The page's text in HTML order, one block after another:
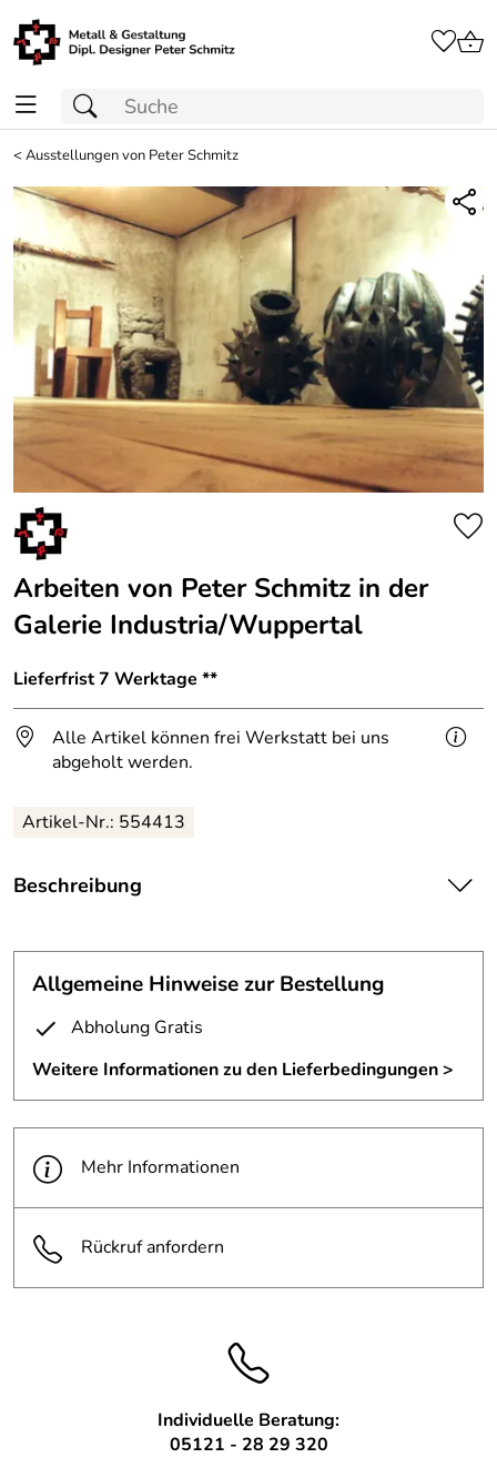
<Ausstellungen von Peter Schmitz
Arbeiten von Peter Schmitz in der
Galerie Industria/Wuppertal
Lieferfrist 7 Werktage **
Alle Artikel können frei Werkstatt bei uns
abgeholt werden.
Artikel-Nr.: 554413
Beschreibung
Industria/Wuppertal.
Engagierte Design Galerie in Wuppertal.
Allgemeine Hinweise zur Bestellung
Abholung Gratis
Weitere Informationen zu den Lieferbedingungen >
Mehr Informationen
Rückruf anfordern
Individuelle Beratung:
05121 - 28 29 320